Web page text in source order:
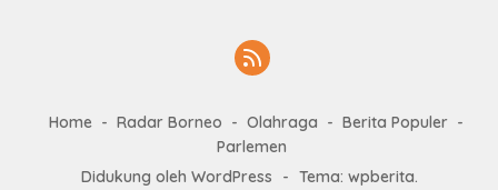
Home Radar Borneo Olahraga
Berita Populer
Parlemen
Didukung oleh WordPress
- Tema: wpberita.